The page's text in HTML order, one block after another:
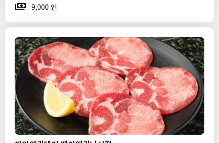
9,000 엔